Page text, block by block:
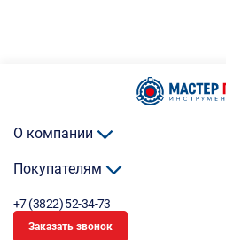
О компании
Покупателям
+7 (3822) 52-34-73
Заказать звонок